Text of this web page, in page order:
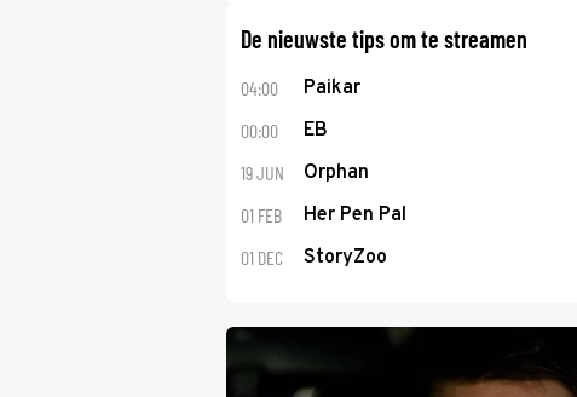
De nieuwste tips om te streamen
04:00 Paikar
00:00 EB
19 JUN Orphan
01 FEB Her Pen Pal
01 DEC StoryZoo